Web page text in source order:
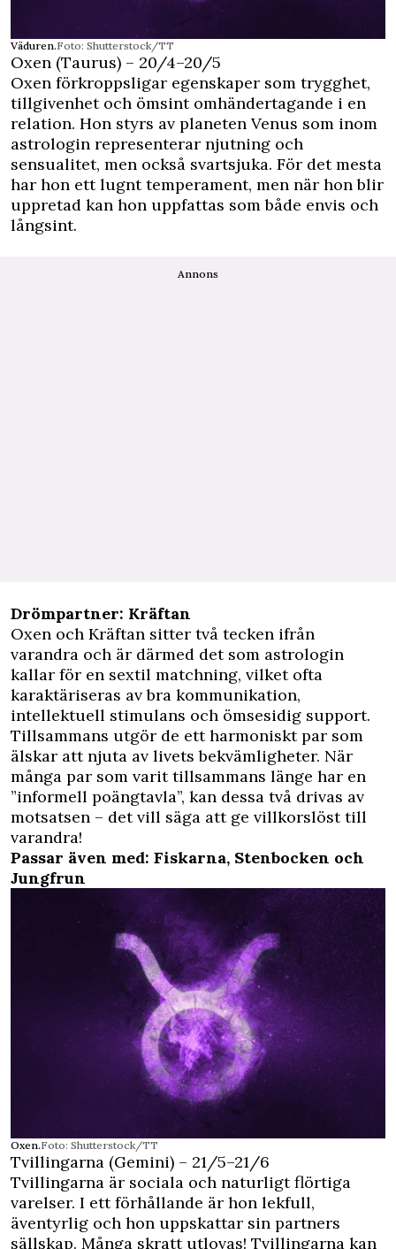
Väduren.Foto: Shutterstock/TT
Oxen (Taurus) – 20/4–20/5
Oxen förkroppsligar egenskaper som trygghet,
tillgivenhet och ömsint omhändertagande i en
relation. Hon styrs av planeten Venus som inom
astrologin representerar njutning och
sensualitet, men också svartsjuka. För det mesta
har hon ett lugnt temperament, men när hon blir
uppretad kan hon uppfattas som både envis och
långsint.
Annons
Drömpartner: Kräftan
Oxen och Kräftan sitter två tecken ifrån
varandra och är därmed det som astrologin
kallar för en sextil matchning, vilket ofta
karaktäriseras av bra kommunikation,
intellektuell stimulans och ömsesidig support.
Tillsammans utgör de ett harmoniskt par som
älskar att njuta av livets bekvämligheter. När
många par som varit tillsammans länge har en
”informell poängtavla”, kan dessa två drivas av
motsatsen – det vill säga att ge villkorslöst till
varandra!
Passar även med: Fiskarna, Stenbocken och
Jungfrun
Oxen.Foto: Shutterstock/TT
Tvillingarna (Gemini) – 21/5–21/6
Tvillingarna är sociala och naturligt flörtiga
varelser. I ett förhållande är hon lekfull,
äventyrlig och hon uppskattar sin partners
sällskap. Många skratt utlovas! Tvillingarna kan